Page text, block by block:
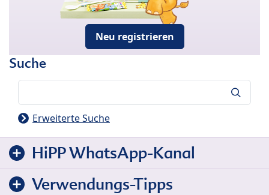
Neu registrieren
Suche
Erweiterte Suche
HiPP WhatsApp-Kanal
Verwendungs-Tipps